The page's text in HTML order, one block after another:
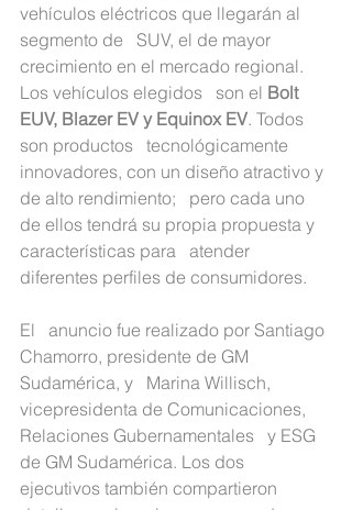
vehículos eléctricos que llegarán al
segmento de   SUV, el de mayor
crecimiento en el mercado regional.
Los vehículos elegidos   son el Bolt
EUV, Blazer EV y Equinox EV. Todos
son productos   tecnológicamente
innovadores, con un diseño atractivo y
de alto rendimiento;   pero cada uno
de ellos tendrá su propia propuesta y
características para   atender
diferentes perfiles de consumidores.
El   anuncio fue realizado por Santiago
Chamorro, presidente de GM
Sudamérica, y   Marina Willisch,
vicepresidenta de Comunicaciones,
Relaciones Gubernamentales   y ESG
de GM Sudamérica. Los dos
ejecutivos también compartieron